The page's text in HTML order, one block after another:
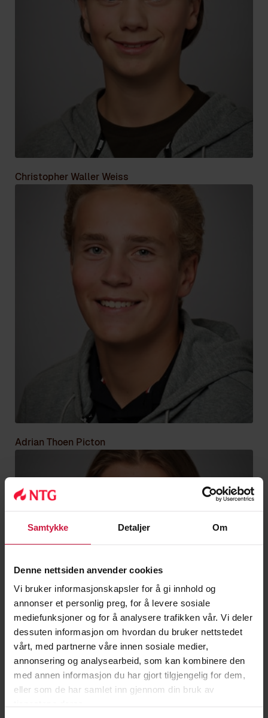
Samtykke Detaljer Om
Denne nettsiden anvender cookies
Vi bruker informasjonskapsler for å gi innhold og
annonser et personlig preg, for å levere sosiale
mediefunksjoner og for å analysere trafikken vår. Vi deler
dessuten informasjon om hvordan du bruker nettstedet
vårt, med partnerne våre innen sosiale medier,
annonsering og analysearbeid, som kan kombinere den
med annen informasjon du har gjort tilgjengelig for dem,
eller som de har samlet inn gjennom din bruk av
Christopher Waller Weiss
Adrian Thoen Picton
Ada Sellæg